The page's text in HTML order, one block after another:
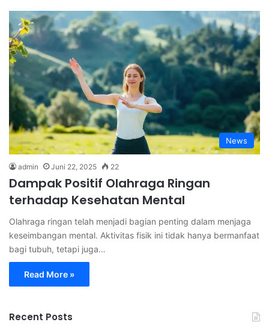
News
admin Juni 22, 2025 22
Dampak Positif Olahraga Ringan
terhadap Kesehatan Mental
Olahraga ringan telah menjadi bagian penting dalam menjaga
keseimbangan mental. Aktivitas fisik ini tidak hanya bermanfaat
bagi tubuh, tetapi juga…
Read More »
Recent Posts